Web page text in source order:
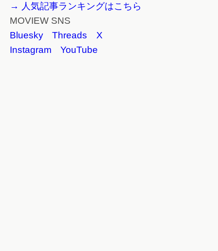
→ 人気記事ランキングはこちら
MOVIEW SNS
Bluesky
Threads
X
Instagram
YouTube